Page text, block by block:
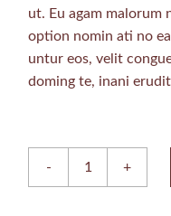
ut. Eu agam malorum
option nomin ati no
untur eos, velit
doming te, inani
-
+